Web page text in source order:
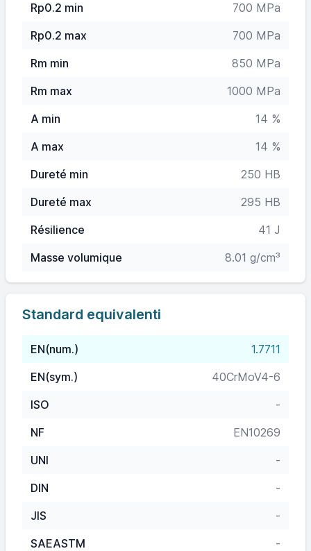
Rp0.2 min
700 MPa
Rp0.2 max
700 MPa
Rm min
850 MPa
Rm max
1000 MPa
A min
14 %
A max
14 %
Dureté min
250 HB
Dureté max
295 HB
Résilience
41 J
Masse volumique
8.01 g/cm³
Standard equivalenti
EN(num.)
1.7711
EN(sym.)
40CrMoV4-6
ISO
-
NF
EN10269
UNI
-
DIN
-
JIS
-
SAEASTM
-